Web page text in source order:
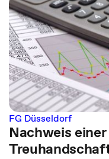
FG Düsseldorf
Nachweis